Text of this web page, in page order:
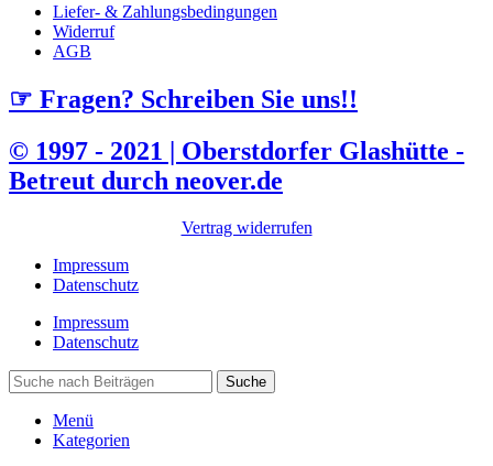
Liefer- & Zahlungsbedingungen
Widerruf
AGB
☞ Fragen? Schreiben Sie uns!!
© 1997 - 2021 | Oberstdorfer Glashütte -
Betreut durch neover.de
Vertrag widerrufen
Impressum
Datenschutz
Impressum
Datenschutz
Suche
Menü
Kategorien